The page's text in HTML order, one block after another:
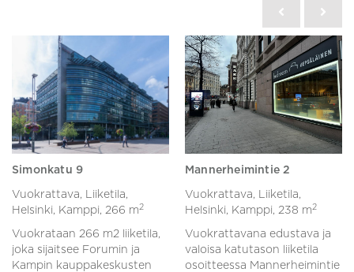
Simonkatu 9
Vuokrattava, Liiketila,
Helsinki, Kamppi, 266 m 2
Vuokrataan 266 m2 liiketila,
joka sijaitsee Forumin ja
Kampin kauppakeskusten
Mannerheimintie 2
Vuokrattava, Liiketila,
Helsinki, Kamppi, 238 m 2
Vuokrattavana edustava ja
valoisa katutason liiketila
osoitteessa Mannerheimintie